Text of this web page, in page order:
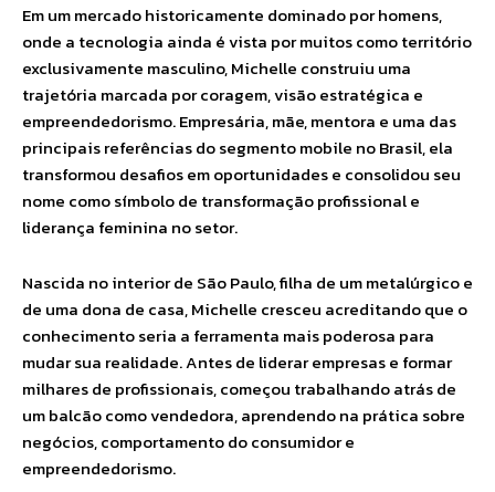
Em um mercado historicamente dominado por homens,
onde a tecnologia ainda é vista por muitos como território
exclusivamente masculino, Michelle construiu uma
trajetória marcada por coragem, visão estratégica e
empreendedorismo. Empresária, mãe, mentora e uma das
principais referências do segmento mobile no Brasil, ela
transformou desafios em oportunidades e consolidou seu
nome como símbolo de transformação profissional e
liderança feminina no setor.
Nascida no interior de São Paulo, filha de um metalúrgico e
de uma dona de casa, Michelle cresceu acreditando que o
conhecimento seria a ferramenta mais poderosa para
mudar sua realidade. Antes de liderar empresas e formar
milhares de profissionais, começou trabalhando atrás de
um balcão como vendedora, aprendendo na prática sobre
negócios, comportamento do consumidor e
empreendedorismo.